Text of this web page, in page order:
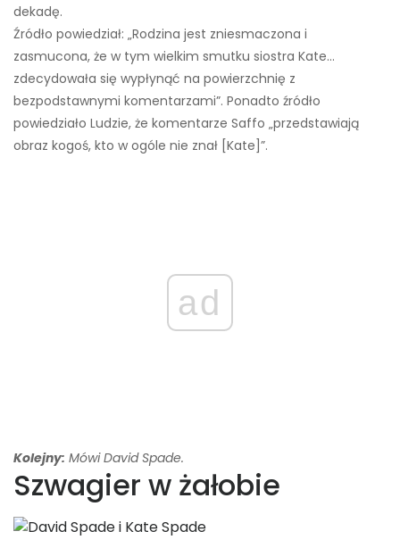
dekadę.
Źródło powiedział: „Rodzina jest zniesmaczona i
zasmucona, że ​​w tym wielkim smutku siostra Kate…
zdecydowała się wypłynąć na powierzchnię z
bezpodstawnymi komentarzami”. Ponadto źródło
powiedziało Ludzie, że komentarze Saffo „przedstawiają
obraz kogoś, kto w ogóle nie znał [Kate]”.
ad
Kolejny: Mówi David Spade.
Szwagier w żałobie